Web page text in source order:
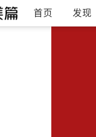
首页 发现